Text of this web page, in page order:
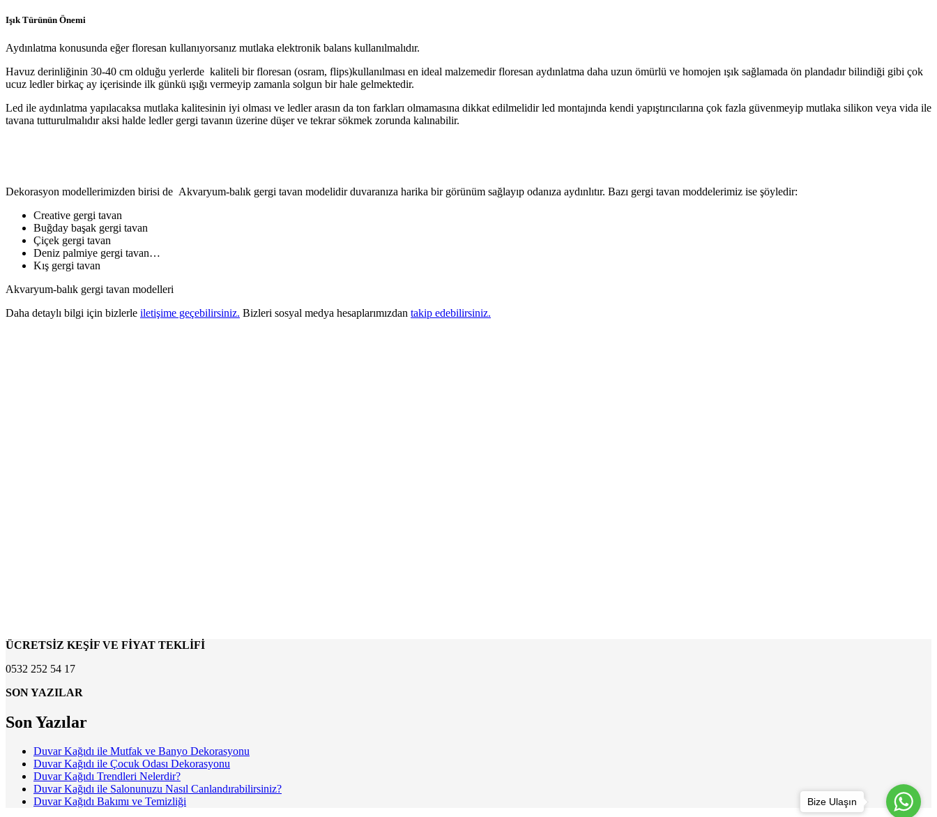
Işık Türünün Önemi
Aydınlatma konusunda eğer floresan kullanıyorsanız mutlaka elektronik balans kullanılmalıdır.
Havuz derinliğinin 30-40 cm olduğu yerlerde kaliteli bir floresan (osram, flips)kullanılması en ideal malzemedir floresan aydınlatma daha uzun ömürlü ve homojen ışık sağlamada ön plandadır bilindiği gibi çok
ucuz ledler birkaç ay içerisinde ilk günkü ışığı vermeyip zamanla solgun bir hale gelmektedir.
Led ile aydınlatma yapılacaksa mutlaka kalitesinin iyi olması ve ledler arasın da ton farkları olmamasına dikkat edilmelidir led montajında kendi yapıştırıcılarına çok fazla güvenmeyip mutlaka silikon veya vida ile
tavana tutturulmalıdır aksi halde ledler gergi tavanın üzerine düşer ve tekrar sökmek zorunda kalınabilir.
Dekorasyon modellerimizden birisi de Akvaryum-balık gergi tavan modelidir duvaranıza harika bir görünüm sağlayıp odanıza aydınlıtır. Bazı gergi tavan moddelerimiz ise şöyledir:
Creative gergi tavan
Buğday başak gergi tavan
Çiçek gergi tavan
Deniz palmiye gergi tavan…
Kış gergi tavan
Akvaryum-balık gergi tavan modelleri
Daha detaylı bilgi için bizlerle iletişime geçebilirsiniz. Bizleri sosyal medya hesaplarımızdan takip edebilirsiniz.
ÜCRETSİZ KEŞİF VE FİYAT TEKLİFİ
0532 252 54 17
SON YAZILAR
Son Yazılar
Duvar Kağıdı ile Mutfak ve Banyo Dekorasyonu
Duvar Kağıdı ile Çocuk Odası Dekorasyonu
Duvar Kağıdı Trendleri Nelerdir?
Duvar Kağıdı ile Salonunuzu Nasıl Canlandırabilirsiniz?
Duvar Kağıdı Bakımı ve Temizliği
Bize Ulaşın